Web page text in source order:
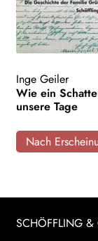
Inge Geiler
Wie ein
unsere Tage
Nach
SCHÖFFLING &